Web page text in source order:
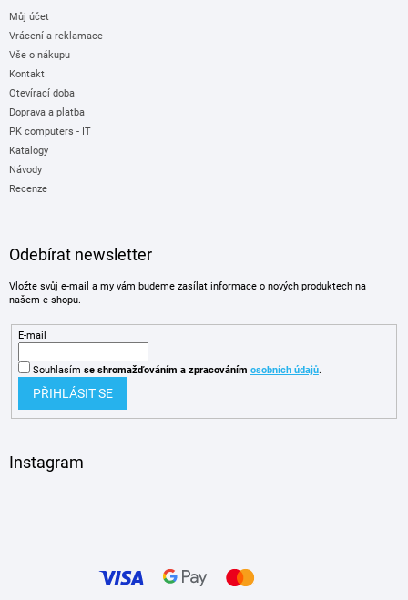
Můj účet
Vrácení a reklamace
Vše o nákupu
Kontakt
Otevírací doba
Doprava a platba
PK computers - IT
Katalogy
Návody
Recenze
Odebírat newsletter
Vložte svůj e-mail a my vám budeme zasílat informace o nových produktech na
našem e-shopu.
E-mail
Souhlasím se shromažďováním a zpracováním osobních údajů.
PŘIHLÁSIT SE
Instagram